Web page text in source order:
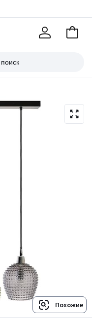
В
Похожие